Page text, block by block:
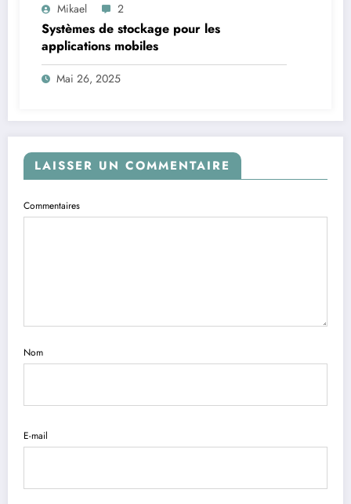
Mikael 2
Systèmes de stockage pour les
applications mobiles
Mai 26, 2025
LAISSER UN COMMENTAIRE
Commentaires
Nom
E-mail